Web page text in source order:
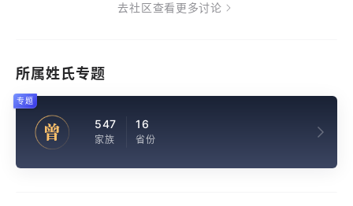
去社区查看更多讨论
所属姓氏专题
曾 547
家族
16
省份
专题